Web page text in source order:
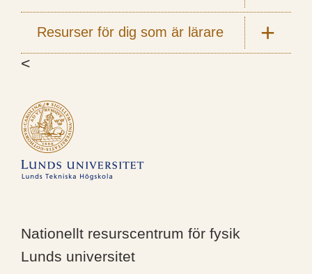
Resurser för dig som är lärare
<
Nationellt resurscentrum för fysik
Lunds universitet